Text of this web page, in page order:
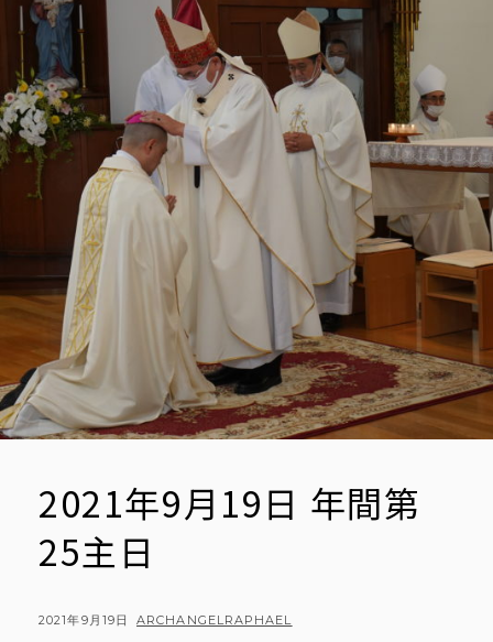
2021年9月19日 年間第
25主日
POSTED
2021年9月19日 BY
ARCHANGELRAPHAEL